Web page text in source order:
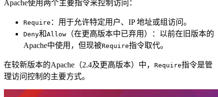
Apache使用两个主要指令来控制访问：
Require ：用于允许特定用户、IP 地址或组访问。
Deny和Allow （在更高版本中已弃用）：以前在旧版本的
Apache中使用，但现被Require指令取代。
在较新版本的Apache（2.4及更高版本）中， Require指令是管
理访问控制的主要方式。